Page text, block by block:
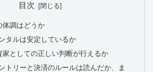
目次
体調はどうか
タルは安定しているか
家としての正しい判断が行えるか
トリーと決済のルールは読んだか、ま